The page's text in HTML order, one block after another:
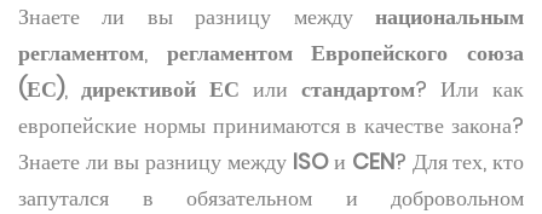
Знаете ли вы разницу между национальным
регламентом, регламентом Европейского союза
(ЕС), директивой ЕС или стандартом? Или как
европейские нормы принимаются в качестве закона?
Знаете ли вы разницу между ISOи CEN? Для тех, кто
запутался в обязательном и добровольном